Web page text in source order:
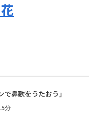
で鼻歌をうたおう」
分